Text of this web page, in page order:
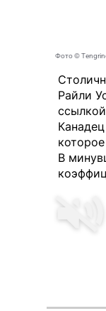
Фото ©
Райли
В